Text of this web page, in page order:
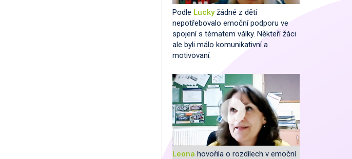
Podle Luckyžádné z dětí
nepotřebovalo emoční podporu ve
spojení s tématem války. Někteří žáci
ale byli málo komunikativní a
motivovaní.
Leona hovořila o rozdílech v emoční